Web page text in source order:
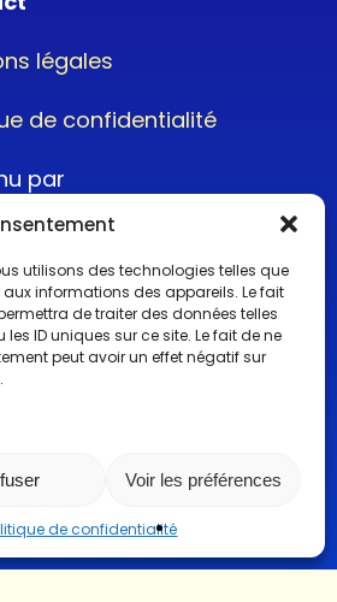
utilisons des technologies telles que
informations des appareils. Le fait
de traiter des données telles
ID uniques sur ce site. Le fait de ne
peut avoir un effet négatif sur
Voir les préférences
de confidentialité
légales
de confidentialité
par